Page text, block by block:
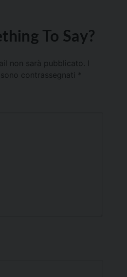
To Say?
non sarà pubblicato.
contrassegnati *